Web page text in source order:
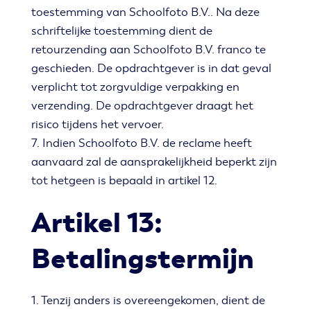
toestemming van Schoolfoto B.V.. Na deze
schriftelijke toestemming dient de
retourzending aan Schoolfoto B.V. franco te
geschieden. De opdrachtgever is in dat geval
verplicht tot zorgvuldige verpakking en
verzending. De opdrachtgever draagt het
risico tijdens het vervoer.
7. Indien Schoolfoto B.V. de reclame heeft
aanvaard zal de aansprakelijkheid beperkt zijn
tot hetgeen is bepaald in artikel 12.
Artikel 13:
Betalingstermijn
1. Tenzij anders is overeengekomen, dient de